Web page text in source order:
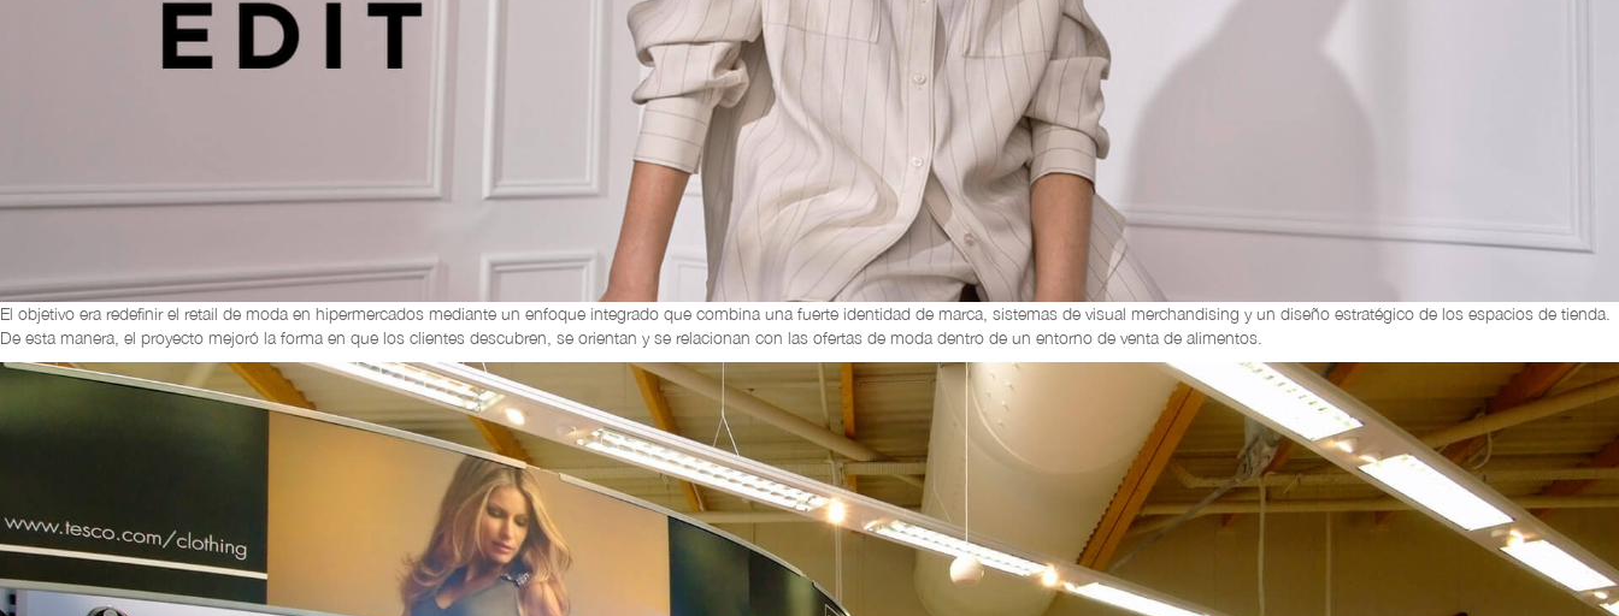
El objetivo era redefinir el retail de moda en hipermercados mediante un enfoque integrado que combina una fuerte identidad de marca, sistemas de visual merchandising y un diseño estratégico de los espacios de tienda.
De esta manera, el proyecto mejoró la forma en que los clientes descubren, se orientan y se relacionan con las ofertas de moda dentro de un entorno de venta de alimentos.